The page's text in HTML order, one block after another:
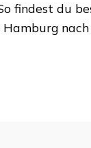
findest du
Hamburgnach